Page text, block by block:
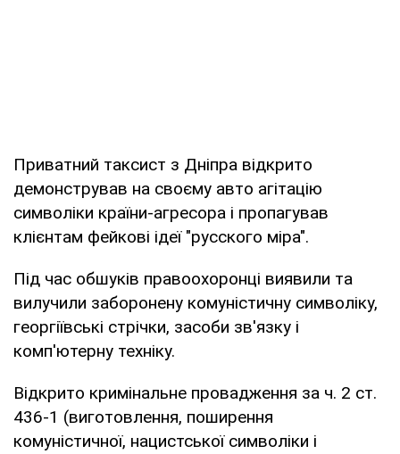
Приватний таксист з Дніпра відкрито
демонстрував на своєму авто агітацію
символіки країни-агресора і пропагував
клієнтам фейкові ідеї "русского міра".
Під час обшуків правоохоронці виявили та
вилучили заборонену комуністичну символіку,
георгіївські стрічки, засоби зв'язку і
комп'ютерну техніку.
Відкрито кримінальне провадження за ч. 2 ст.
436-1 (виготовлення, поширення
комуністичної, нацистської символіки і